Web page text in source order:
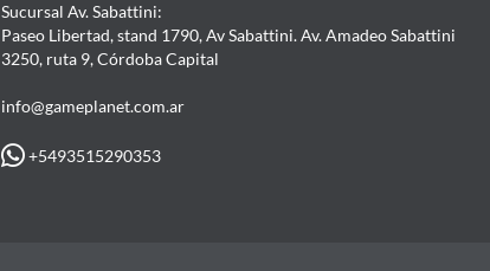
Sucursal Av. Sabattini:
Paseo Libertad, stand 1790, Av Sabattini. Av. Amadeo Sabattini
3250, ruta 9, Córdoba Capital
info@gameplanet.com.ar
+5493515290353